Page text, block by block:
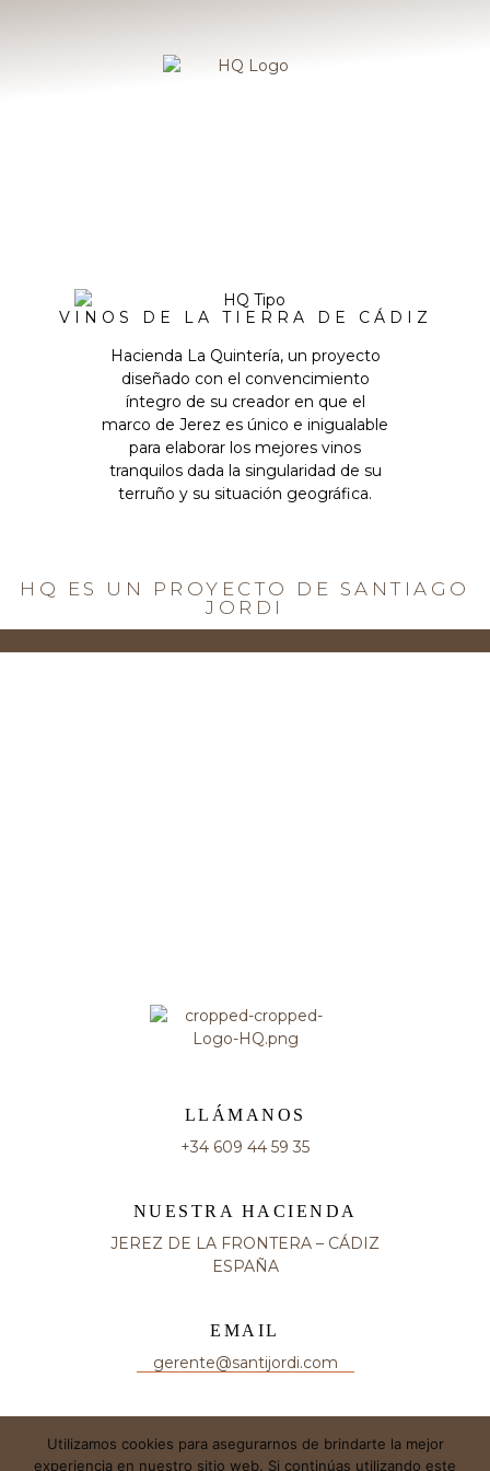
VINOS DE LA TIERRA DE CÁDIZ
Hacienda La Quintería, un proyecto
diseñado con el convencimiento
íntegro de su creador en que el
marco de Jerez es único e inigualable
para elaborar los mejores vinos
tranquilos dada la singularidad de su
terruño y su situación geográfica.
HQ ES UN PROYECTO DE SANTIAGO
JORDI
LLÁMANOS
+34 609 44 59 35
NUESTRA HACIENDA
JEREZ DE LA FRONTERA – CÁDIZ
ESPAÑA
EMAIL
gerente@santijordi.com
Utilizamos cookies para asegurarnos de brindarte la mejor
experiencia en nuestro sitio web. Si continúas utilizando este